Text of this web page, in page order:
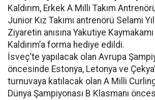
Kaldırım, Erkek A Milli Takım
Junior Kız Takımı antrenörü Selami
Ziyaretin anısına Yakutiye
Kaldırım’a forma hediye edildi.
İsveç’te yapılacak olan Avrupa
öncesinde Estonya, Letonya ve
turnuvaya katılacak olan A Milli Curling
Dünya Şampiyonası B Klasmanı